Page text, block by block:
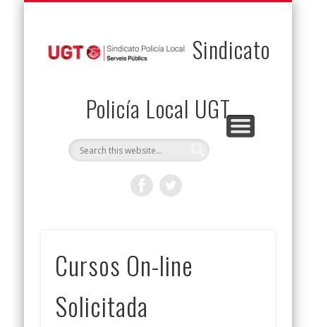
Sindicato
Policía Local UGT
Cursos On-line
Solicitada